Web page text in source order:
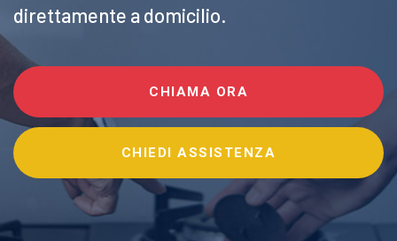
direttamente a domicilio.
CHIAMA ORA
CHIEDI ASSISTENZA